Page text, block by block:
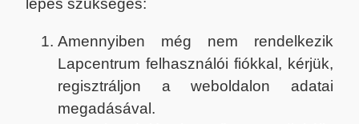
Amennyiben még nem rendelkezik
Lapcentrum felhasználói fiókkal, kérjük,
regisztráljon a weboldalon adatai
megadásával.